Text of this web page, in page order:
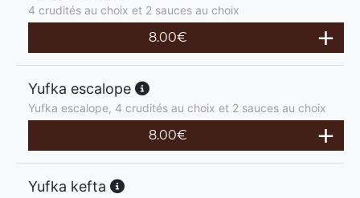
4 crudités au choix et 2 sauces au choix
8.00€
Yufka escalope
Yufka escalope, 4 crudités au choix et 2 sauces au choix
8.00€
Yufka kefta